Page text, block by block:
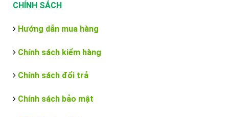
CHÍNH SÁCH
Hướng dẫn mua hàng
Chính sách kiểm hàng
Chính sách đổi trả
Chính sách bảo mật